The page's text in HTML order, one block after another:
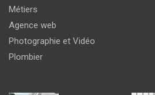
Métiers
Agence web
Photographie et Vidéo
Plombier